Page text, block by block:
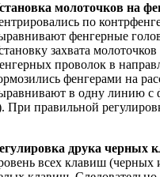
молоточков на
по
фенгерные
захвата
проволок в
фенгерами на
в одну линию с
При правильной
друка черных
всех клавиш (черных